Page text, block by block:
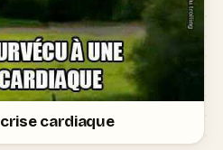
cardiaque